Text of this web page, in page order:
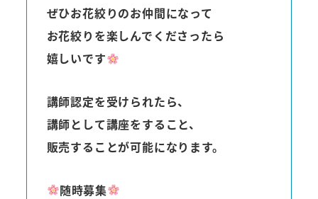
ぜひお花絞りのお仲間になって
お花絞りを楽しんでくださったら
嬉しいです
講師認定を受けられたら、
講師として講座をすること、
販売することが可能になります。
随時募集